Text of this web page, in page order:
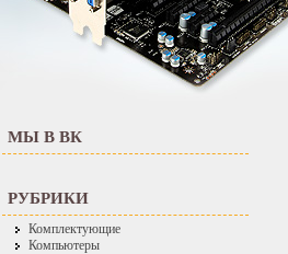
МЫ В ВК
РУБРИКИ
Комплектующие
Компьютеры